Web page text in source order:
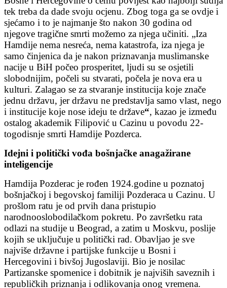
tek treba da dade svoju ocjenu. Zbog toga ga se ovdje i
sjećamo i to je najmanje što nakon 30 godina od
njegove tragične smrti možemo za njega učiniti. „Iza
Hamdije nema nesreća, nema katastrofa, iza njega je
samo činjenica da je nakon priznavanja muslimanske
nacije u BiH počeo prosperitet, ljudi su se osjetili
slobodnijim, počeli su stvarati, počela je nova era u
kulturi. Zalagao se za stvaranje institucija koje znače
jednu državu, jer državu ne predstavlja samo vlast, nego
i institucije koje nose ideju te države“, kazao je između
ostalog akademik Filipović u Cazinu u povodu 22-
togodisnje smrti Hamdije Pozderca.
Idejni i politički vođa bošnjačke anagažirane
inteligencije
Hamdija Pozderac je rođen 1924.godine u poznatoj
bošnjačkoj i begovskoj familiji Pozderaca u Cazinu. U
prošlom ratu je od prvih dana pristupio
narodnooslobodilačkom pokretu. Po završetku rata
odlazi na studije u Beograd, a zatim u Moskvu, poslije
kojih se uključuje u politički rad. Obavljao je sve
najviše državne i partijske funkcije u Bosni i
Hercegovini i bivšoj Jugoslaviji. Bio je nosilac
Partizanske spomenice i dobitnik je najviših saveznih i
republičkih priznanja i odlikovanja onog vremena.